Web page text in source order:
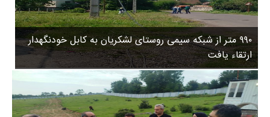
روستاها
ورزشی
سیاسی
چندرسانه ای
مسیر گردشگری دیلمان
درباره ما
۹۹۰ متر از شبکه سیمی روستای لشکریان به کابل خودنگهدار
ارتقاء یافت
۳
۵
۸
ب
ا
ز
ن
ش